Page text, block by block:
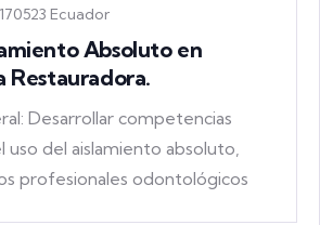
170523 Ecuador
Absoluto en
Restauradora.
Desarrollar competencias
uso del aislamiento absoluto,
profesionales odontológicos